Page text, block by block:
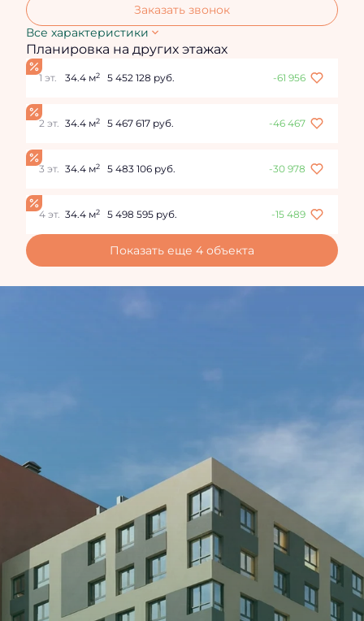
Заказать звонок
Все характеристики
Планировка на других этажах
1 эт. 34.4 м2 5 452 128 руб. -61 956
2 эт. 34.4 м2 5 467 617 руб. -46 467
3 эт. 34.4 м2 5 483 106 руб. -30 978
4 эт. 34.4 м2 5 498 595 руб. -15 489
Показать еще 4 объектa